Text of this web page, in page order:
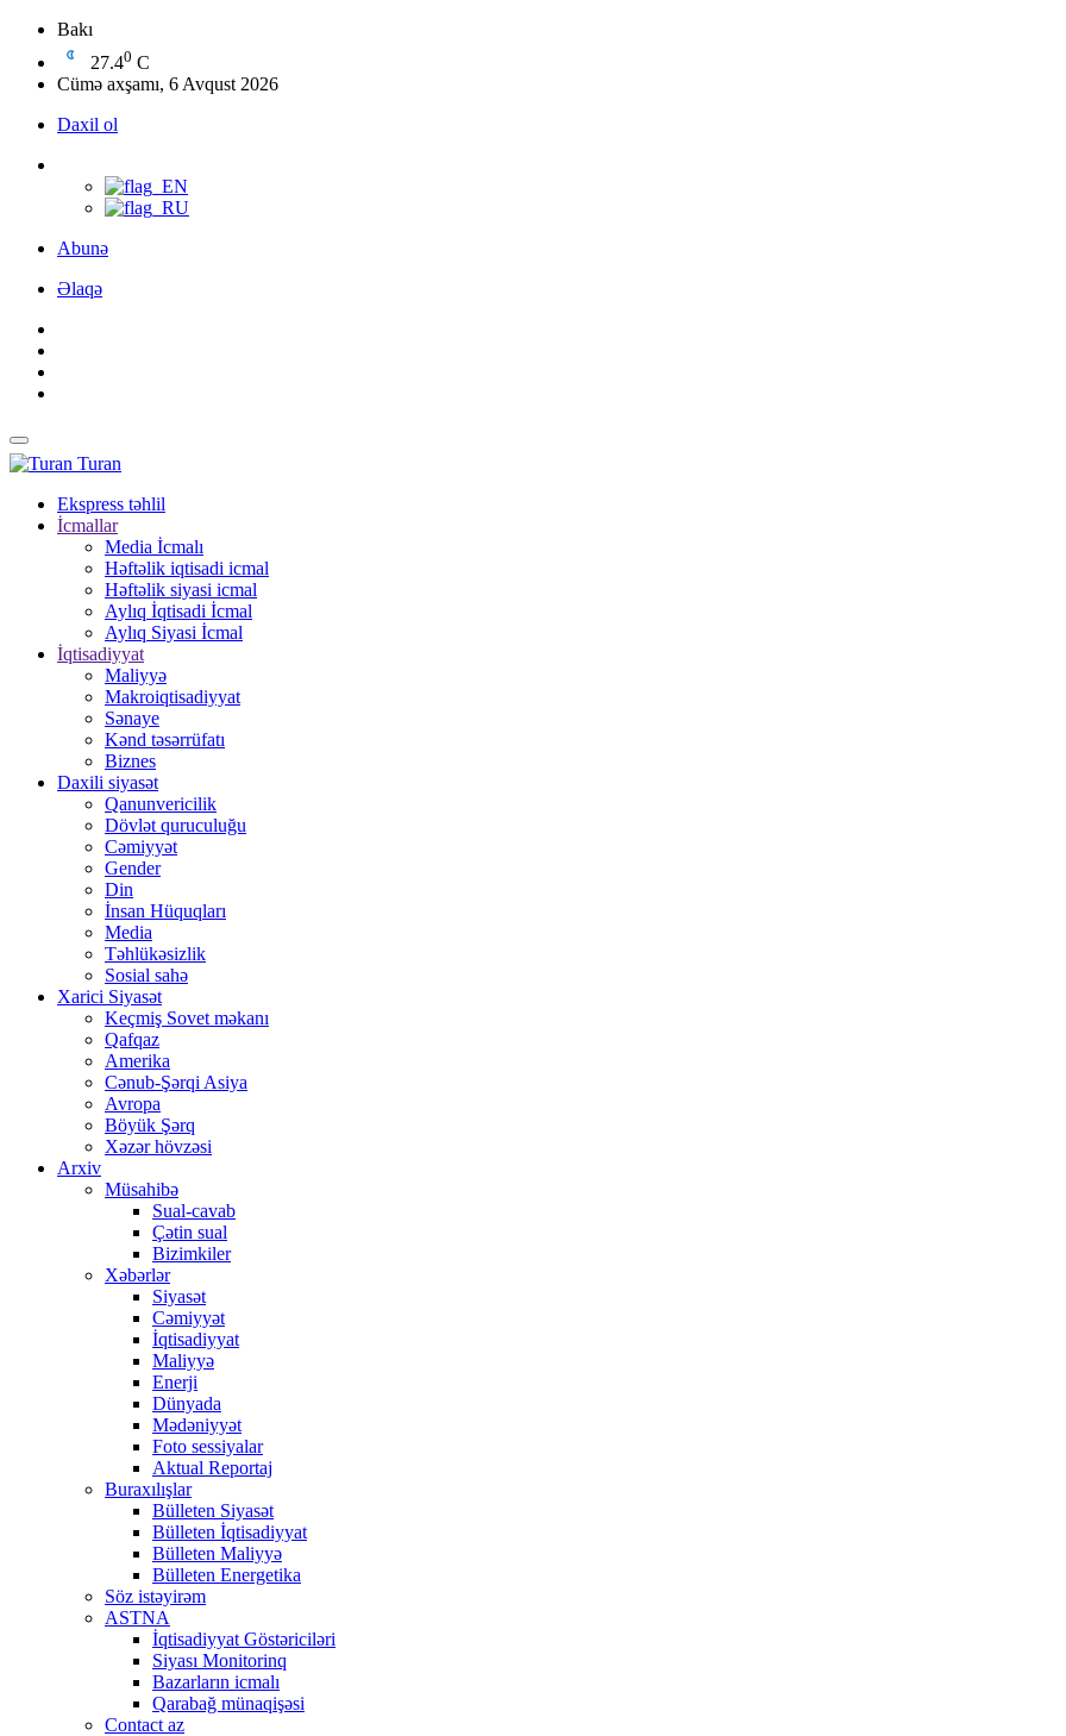
Bakı
27.40 C
Cümə axşamı, 6 Avqust 2026
Daxil ol
Abunə
Əlaqə
Turan
Ekspress təhlil
İcmallar
Media İcmalı
Həftəlik iqtisadi icmal
Həftəlik siyasi icmal
Aylıq İqtisadi İcmal
Aylıq Siyasi İcmal
İqtisadiyyat
Maliyyə
Makroiqtisadiyyat
Sənaye
Kənd təsərrüfatı
Biznes
Daxili siyasət
Qanunvericilik
Dövlət quruculuğu
Cəmiyyət
Gender
Din
İnsan Hüquqları
Media
Təhlükəsizlik
Sosial sahə
Xarici Siyasət
Keçmiş Sovet məkanı
Qafqaz
Amerika
Cənub-Şərqi Asiya
Avropa
Böyük Şərq
Xəzər hövzəsi
Arxiv
Müsahibə
Sual-cavab
Çətin sual
Bizimkiler
Xəbərlər
Siyasət
Cəmiyyət
İqtisadiyyat
Maliyyə
Enerji
Dünyada
Mədəniyyət
Foto sessiyalar
Aktual Reportaj
Buraxılışlar
Bülleten Siyasət
Bülleten İqtisadiyyat
Bülleten Maliyyə
Bülleten Energetika
Söz istəyirəm
ASTNA
İqtisadiyyat Göstəriciləri
Siyası Monitorinq
Bazarların icmalı
Qarabağ münaqişəsi
Contact az